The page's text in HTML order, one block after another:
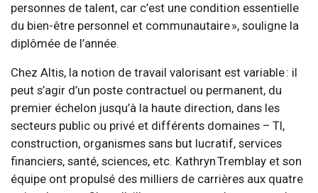
personnes de talent, car c’est une condition essentielle
du bien-être personnel et communautaire », souligne la
diplômée de l’année.
Chez Altis, la notion de travail valorisant est variable : il
peut s’agir d’un poste contractuel ou permanent, du
premier échelon jusqu’à la haute direction, dans les
secteurs public ou privé et différents domaines – TI,
construction, organismes sans but lucratif, services
financiers, santé, sciences, etc. Kathryn Tremblay et son
équipe ont propulsé des milliers de carrières aux quatre